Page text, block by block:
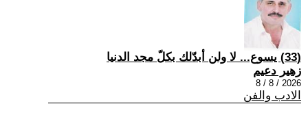
(33) يسوع... لا ولن أبدّلك بكلّ مجد الدنيا
زهير دعيم
2026 / 8 / 8
الادب والفن